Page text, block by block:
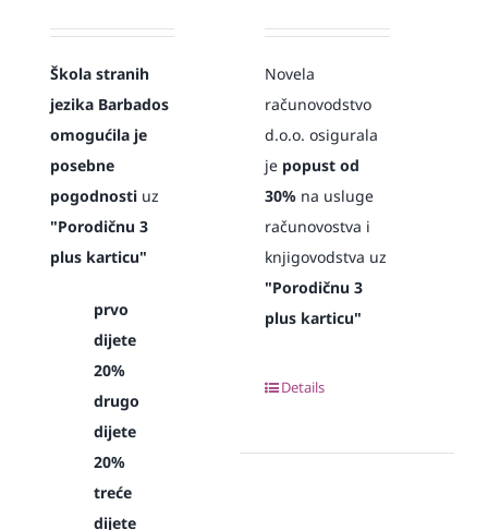
Škola stranih
jezika Barbados
omogućila je
posebne
pogodnostiuz
"Porodičnu 3
plus karticu"
prvo
dijete
20%
drugo
dijete
20%
treće
dijete
Novela
računovodstvo
d.o.o. osigurala
je popust od
30% na usluge
računovostva i
knjigovodstva uz
"Porodičnu 3
plus karticu"
Details